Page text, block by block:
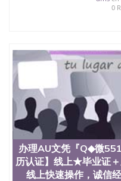
0
办理AU文凭『Q◆微
历认证】线上★毕业证＋
线上快速操作，诚信